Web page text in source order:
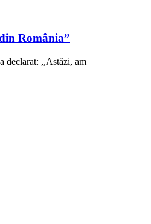
România”
declarat: ,,Astăzi, am